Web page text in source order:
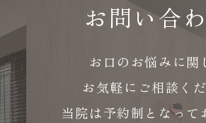
お問い合
お口のお悩みに関
お気軽にご相談く
当院は予約制となって